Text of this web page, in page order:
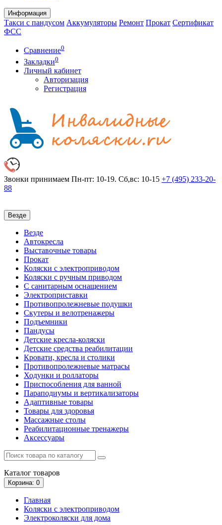
Информация
Такси с пандусом Аккумуляторы Ремонт Прокат Сертификат
ФСС
Сравнение0
Закладки0
Личный кабинет
Авторизация
Регистрация
Звонки принимаем Пн-пт: 10-19. Сб,вс: 10-15 +7 (495) 233-20-
88
Везде
Везде
Автокресла
Выставочные товары
Прокат
Коляски с электроприводом
Коляски с ручным приводом
С санитарным оснащением
Электроприставки
Противопролежневые подушки
Скутеры и велотренажеры
Подъемники
Пандусы
Детские кресла-коляски
Детские средства реабилитации
Кровати, кресла и столики
Противопролежневые матрасы
Ходунки и роллаторы
Приспособления для ванной
Параподиумы и вертикализаторы
Адаптивные товары
Товары для здоровья
Массажные столы
Реабилитационные тренажеры
Аксессуары
Каталог товаров
Корзина: 0
Главная
Коляски с электроприводом
Электроколяски для дома